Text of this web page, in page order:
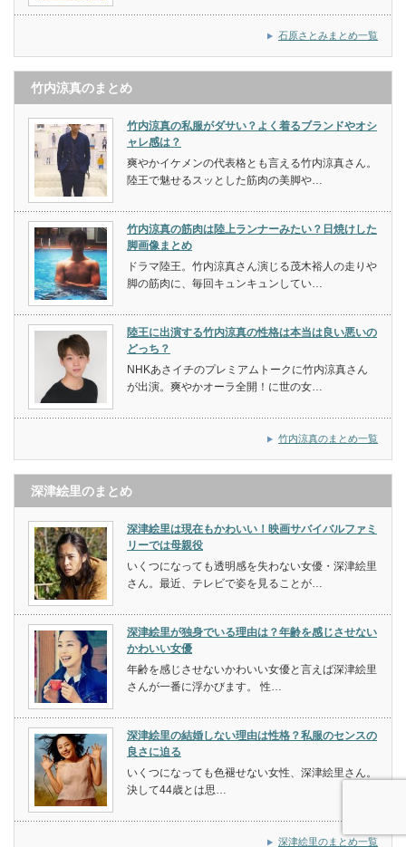
石原さとみまとめ一覧
竹内涼真のまとめ
竹内涼真の私服がダサい？よく着るブランドやオシ
ャレ感は？
爽やかイケメンの代表格とも言える竹内涼真さん。
陸王で魅せるスッとした筋肉の美脚や…
竹内涼真の筋肉は陸上ランナーみたい？日焼けした
脚画像まとめ
ドラマ陸王。竹内涼真さん演じる茂木裕人の走りや
脚の筋肉に、毎回キュンキュンしてい…
陸王に出演する竹内涼真の性格は本当は良い悪いの
どっち？
NHKあさイチのプレミアムトークに竹内涼真さん
が出演。爽やかオーラ全開！に世の女…
竹内涼真のまとめ一覧
深津絵里のまとめ
深津絵里は現在もかわいい！映画サバイバルファミ
リーでは母親役
いくつになっても透明感を失わない女優・深津絵里
さん。最近、テレビで姿を見ることが…
深津絵里が独身でいる理由は？年齢を感じさせない
かわいい女優
年齢を感じさせないかわいい女優と言えば深津絵里
さんが一番に浮かびます。 性…
深津絵里の結婚しない理由は性格？私服のセンスの
良さに迫る
いくつになっても色褪せない女性、深津絵里さん。
決して44歳とは思…
深津絵里のまとめ一覧